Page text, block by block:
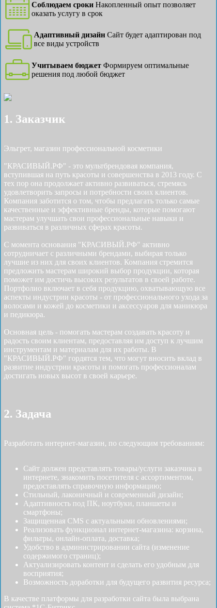
Соблюдаем сроки Накопленный опыт позволяет
оказать услугу в срок
Адаптивный дизайн Сайт будет адаптирован под
все виды устройств
Учитываем бюджет Формируем оптимальные
решения под любой бюджет
1. Заказчик
Эльгрет, магазин профессиональной косметики
"КРАСИВЫЙ.РФ" - это мультбрендовая компания,
вступившая на путь красоты и совершенства в 2013 году. С
тех пор она продолжает активно развиваться, стремясь
удовлетворить запросы и потребности своих клиентов.
Компания заботится о том, чтобы предлагать только самые
качественные и эффективные бренды, которые помогают
мастерам улучшать свои профессиональные навыки и
развиваться в различных сферах красоты.
С момента основания "КРАСИВЫЙ.РФ" активно
сотрудничает с различными брендами, выбирая только
лучшие из них для своих клиентов. Компания стремится
предложить мастерам широкий выбор продукции, которая
поможет им достичь высоких результатов в своей работе.
Портфолио включает в себя продукцию, охватывающую все
аспекты индустрии красоты - от профессионального ухода за
волосами и кожей до косметики и аксессуаров для маникюра
и педикюра.
Основная цель - помогать мастерам создавать красоту и
радость своим клиентам, предоставляя им доступ к лучшим
инструментам и материалам для их работы. В
"КРАСИВЫЙ.РФ" гордятся тем, что могут вносить вклад в
развитие индустрии красоты и помогать профессионалам
достигать новых высот в своей карьере.
2. Задача
Разработать интернет-магазин, по следующим требованиям:
Сайт должен представлять товары/услуги заказчика в
интернете, знакомить посетителя с ассортиментом,
предоставлять справочную информацию;
Стильный, лаконичный и современный дизайн;
Адаптивность под ПК, ноутбуки, планшеты и
смартфоны;
Защищенная CMS с актуальными обновлениями;
Реализовать функционал интернет-магазина: корзина,
фильтры, онлайн-оплата, доставка;
Удобство в администрировании сайта (изменение
содержимого страниц);
Актуализировать контент и сделать его удобным для
восприятия;
Возможность доработки для будущего развития ресурса;
В качестве платформы для разработки сайта была выбрана